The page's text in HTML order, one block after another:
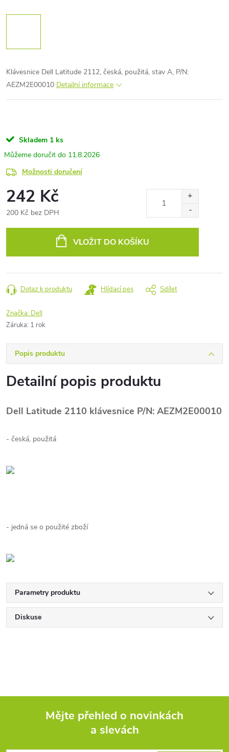
Klávesnice Dell Latitude 2112, česká, použitá, stav A, P/N:
AEZM2E00010 Detailní informace
Skladem 1 ks
11.8.2026
Možnosti doručení
242 Kč
200 Kč bez DPH
VLOŽIT DO KOŠÍKU
Dotaz k produktu Hlídací pes Sdílet
Značka: Dell
Záruka: 1 rok
Popis produktu
Detailní popis produktu
Dell Latitude 2110 klávesnice P/N: AEZM2E00010
- česká, použitá
- jedná se o použité zboží
Parametry produktu
Diskuse
Mějte přehled o novinkách
a slevách